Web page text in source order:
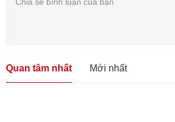
Quan tâm nhất Mới nhất